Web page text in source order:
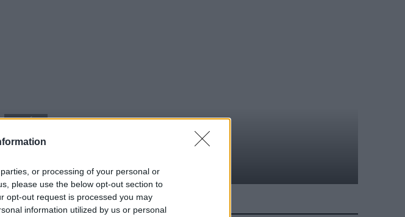
or processing of your personal or
please use the below opt-out section to
opt-out request is processed you may
information utilized by us or personal
KULTÚRA
Velence
2017.07.27
HÍRLEVÉL